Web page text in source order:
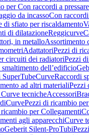
per Con raccordi a
da incassoCon
di sfiato per riscaldamento
di dilatazioneReggicurve
in metalloAssortimento
AdattatoriPezzi di
circuiti dei radiatoriPezzi
smaltimento dell’edificio
CurveRaccordi
ad altri materialiPezzi
tecnicheAccessori
CurvePezzi di ricambio
per Collegamenti
agli apparecchiCurve
Geberit Silent-ProTubi